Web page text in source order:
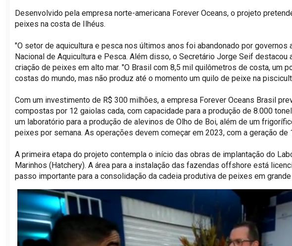
Desenvolvido pela empresa norte-americana Forever Oceans, o projeto
peixes na costa de Ilhéus.
"O setor de aquicultura e pesca nos últimos anos foi abandonado por
Nacional de Aquicultura e Pesca. Além disso, o Secretário Jorge Seif
criação de peixes em alto mar. "O Brasil com 8,5 mil quilômetros de costa, um
costas do mundo, mas não produz até o momento um quilo de peixe na
Com um investimento de R$ 300 milhões, a empresa Forever Oceans Brasil
compostas por 12 gaiolas cada, com capacidade para a produção de 8.000
um laboratório para a produção de alevinos de Olho de Boi, além de um
peixes por semana. As operações devem começar em 2023, com a geração
A primeira etapa do projeto contempla o início das obras de implantação do
Marinhos (Hatchery). A área para a instalação das fazendas offshore está
passo importante para a consolidação da cadeia produtiva de peixes em